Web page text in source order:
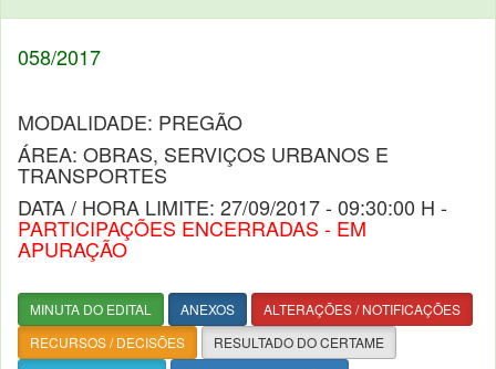
058/2017
MODALIDADE: PREGÃO
ÁREA: OBRAS, SERVIÇOS URBANOS E
TRANSPORTES
DATA / HORA LIMITE: 27/09/2017 - 09:30:00 H -
PARTICIPAÇÕES ENCERRADAS - EM
APURAÇÃO
MINUTA DO EDITAL ANEXOS
ALTERAÇÕES / NOTIFICAÇÕES
RECURSOS / DECISÕES
RESULTADO DO CERTAME